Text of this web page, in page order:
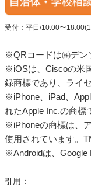
受付：平日/10:00〜
※QRコードは㈱デン
※iOSは、Ciscoの米
録商標であり、ライ
※iPhone、iPad、
れたApple Inc.の商標
※iPhoneの商標は、
使用されています。
※Androidは、Google
引用：